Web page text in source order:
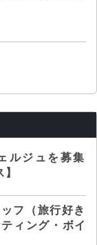
ルジュを募集
フ（旅行好き
ィング・ボイ